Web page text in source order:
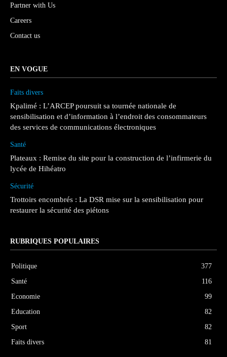
Partner with Us
Careers
Contact us
EN VOGUE
Faits divers
Kpalimé : L’ARCEP poursuit sa tournée nationale de
sensibilisation et d’information à l’endroit des consommateurs
des services de communications électroniques
Santé
Plateaux : Remise du site pour la construction de l’infirmerie du
lycée de Hihéatro
Sécurité
Trottoirs encombrés : La DSR mise sur la sensibilisation pour
restaurer la sécurité des piétons
RUBRIQUES POPULAIRES
Politique
377
Santé
116
Economie
99
Education
82
Sport
82
Faits divers
81